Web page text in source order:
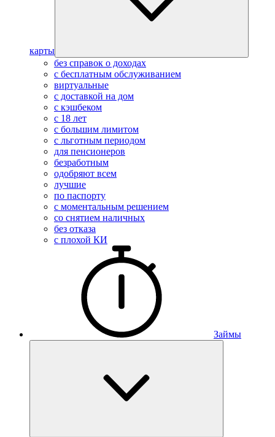
карты
без справок о доходах
с бесплатным обслуживанием
виртуальные
с доставкой на дом
с кэшбеком
с 18 лет
с большим лимитом
с льготным периодом
для пенсионеров
безработным
одобряют всем
лучшие
по паспорту
с моментальным решением
со снятием наличных
без отказа
с плохой КИ
Займы